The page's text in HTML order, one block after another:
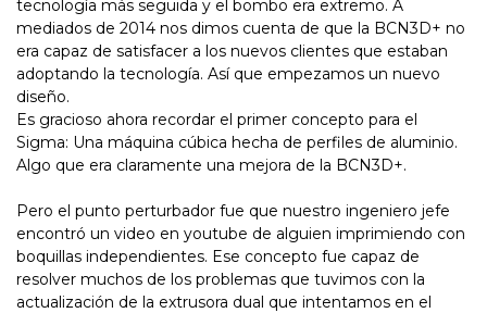
tecnología más seguida y el bombo era extremo. A
mediados de 2014 nos dimos cuenta de que la BCN3D+ no
era capaz de satisfacer a los nuevos clientes que estaban
adoptando la tecnología. Así que empezamos un nuevo
diseño.
Es gracioso ahora recordar el primer concepto para el
Sigma: Una máquina cúbica hecha de perfiles de aluminio.
Algo que era claramente una mejora de la BCN3D+.
Pero el punto perturbador fue que nuestro ingeniero jefe
encontró un video en youtube de alguien imprimiendo con
boquillas independientes. Ese concepto fue capaz de
resolver muchos de los problemas que tuvimos con la
actualización de la extrusora dual que intentamos en el